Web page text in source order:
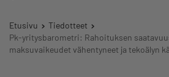
Etusivu
Tiedotteet
Pk-yritysbarometri: Rahoituksen
maksuvaikeudet vähentyneet ja tekoälyn